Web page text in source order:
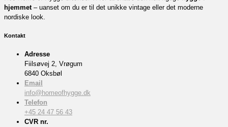
hjemmet – uanset om du er til det unikke vintage eller det moderne
nordiske look.
Kontakt
Adresse
Fiilsøvej 2, Vrøgum
6840 Oksbøl
Email
info@homeofhygge.dk
Telefon
+45 24 47 56 43
CVR nr.